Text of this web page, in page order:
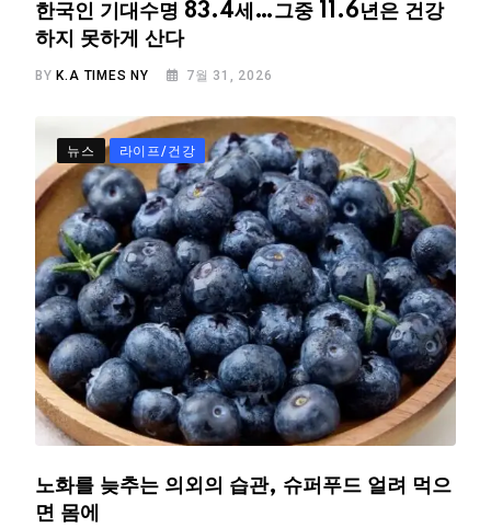
한국인 기대수명 83.4세…그중 11.6년은 건강
하지 못하게 산다
BY K.A TIMES NY 7월 31, 2026
뉴스 라이프/건강
노화를 늦추는 의외의 습관, 슈퍼푸드 얼려 먹으
면 몸에